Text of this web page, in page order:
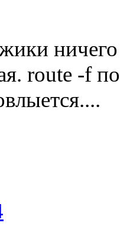
route -f